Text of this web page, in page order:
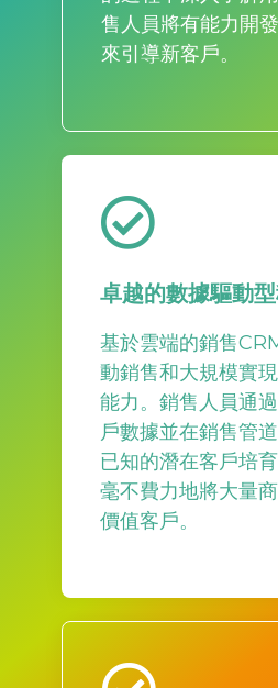
售人員將有能力開
來引導新客戶。
卓越的數據驅動
基於雲端的銷售
動銷售和大規模實
能力。銷售人員通
戶數據並在銷售管
已知的潛在客戶培
毫不費力地將大量
價值客戶。